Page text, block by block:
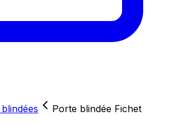
Porte blindée Fichet